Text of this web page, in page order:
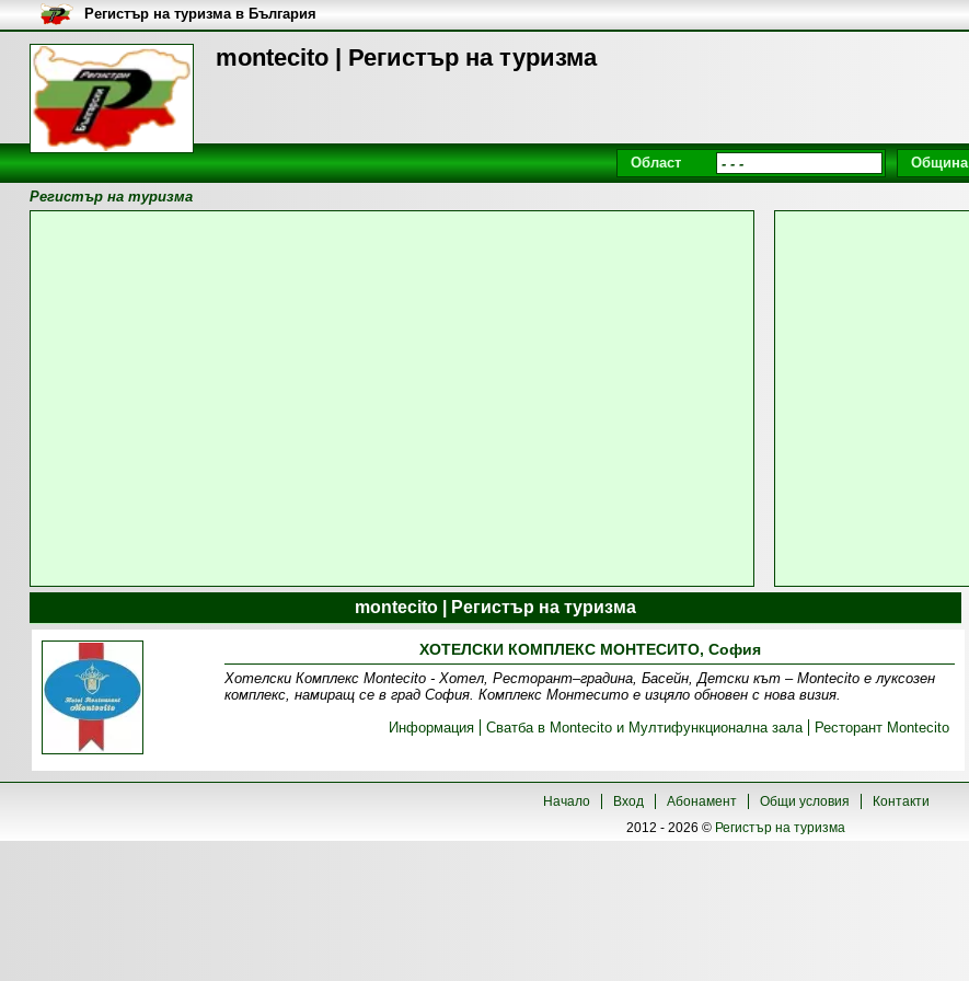
montecito | Регистър на туризма
Регистър на туризма в България
Област Община
Регистър на туризма
montecito | Регистър на туризма
ХОТЕЛСКИ КОМПЛЕКС МОНТЕСИТО, София
Хотелски Комплекс Montecito - Хотел, Ресторант–градина, Басейн, Детски кът – Montecito е луксозен
комплекс, намиращ се в град София. Комплекс Монтесито е изцяло обновен с нова визия.
Информация
Сватба в Montecito и Мултифункционална зала Ресторант Montecito
Начало Вход Абонамент Общи условия
Контакти
2012 - 2026 © Регистър на туризма